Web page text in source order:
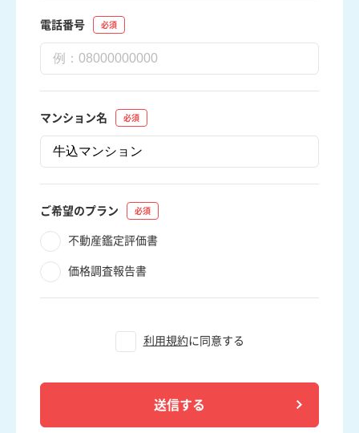
電話番号
マンション名
ご希望のプラン
不動産鑑定評価書
価格調査報告書
利用規約に同意する
送信する